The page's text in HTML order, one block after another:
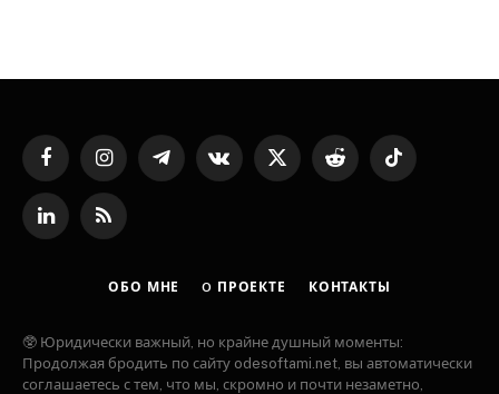
FacebookInstagramTelegramVKontakte
X
Reddit TikTok
LinkedInRSS
ОБО МНЕ O ПРОЕКТЕ КОНТАКТЫ
🥸 Юридически важный, но крайне душный моменты:
Продолжая бродить по сайту odesoftami.net, вы автоматически
соглашаетесь с тем, что мы, скромно и почти незаметно,